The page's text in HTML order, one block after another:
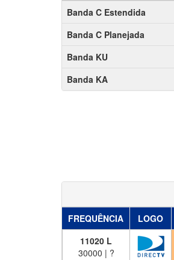
Banda C Estendida
Banda C Planejada
Banda KU
Banda KA
FREQUÊNCIA
LOGO
11020 L
30000 | ?